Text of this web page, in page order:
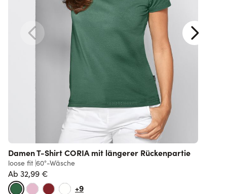
Damen T-Shirt CORIA mit längerer Rückenpartie
loose fit 60°-Wäsche
Ab 32,99 €
+9